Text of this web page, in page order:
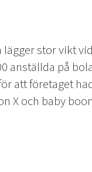
stor vikt
anställda på
att företaget
X och baby